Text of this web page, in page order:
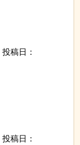
投稿日：
投稿日：